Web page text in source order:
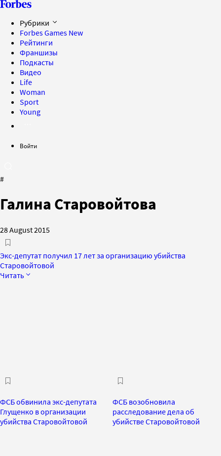
Рубрики
Forbes Games New
Рейтинги
Франшизы
Подкасты
Видео
Life
Woman
Sport
Young
Войти
#
Галина Старовойтова
28 August 2015
Экс-депутат получил 17 лет за организацию убийства
Старовойтовой
Читать
ФСБ обвинила экс-депутата
Глущенко в организации
убийства Старовойтовой
ФСБ возобновила
расследование дела об
убийстве Старовойтовой